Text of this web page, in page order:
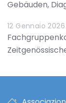
Gebäuden,
12 Gennaio 2026